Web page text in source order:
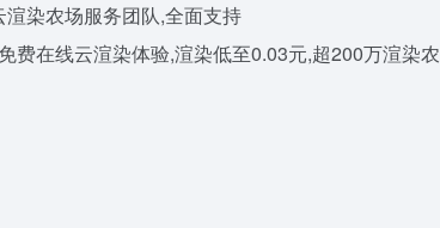
染农场服务团队,全面支持
费在线云渲染体验,渲染低至0.03元,超200万渲染农